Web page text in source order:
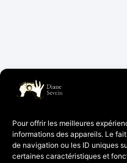
Pour offrir les meilleures
informations des appareils. Le
de navigation ou les ID uniques
certaines caractéristiques et